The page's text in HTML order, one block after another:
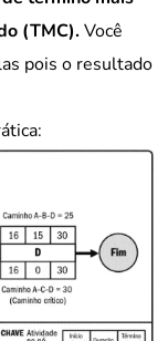
(TMC).Você
pois o resultado